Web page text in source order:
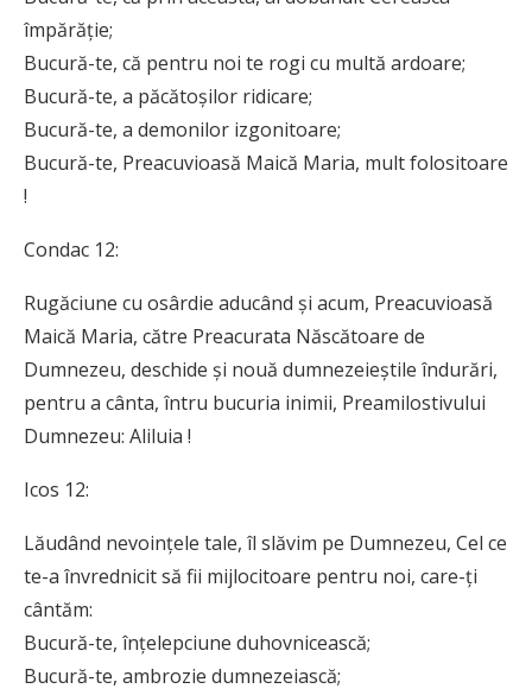
împărăție;
Bucură-te, că pentru noi te rogi cu multă ardoare;
Bucură-te, a păcătoșilor ridicare;
Bucură-te, a demonilor izgonitoare;
Bucură-te, Preacuvioasă Maică Maria, mult folositoare
!
Condac 12:
Rugăciune cu osârdie aducând și acum, Preacuvioasă
Maică Maria, către Prea­curata Născătoare de
Dumnezeu, deschide și nouă dumnezeieștile îndurări,
pentru a cânta, întru bu­curia inimii, Preamilostivului
Dumnezeu: Aliluia !
Icos 12:
Lăudând nevoințele tale, îl slăvim pe Dum­nezeu, Cel ce
te-a învrednicit să fii mij­locitoare pentru noi, care-ți
cântăm:
Bucură-te, înțelepciune duhovnicească;
Bucură-te, ambrozie dumnezeiască;